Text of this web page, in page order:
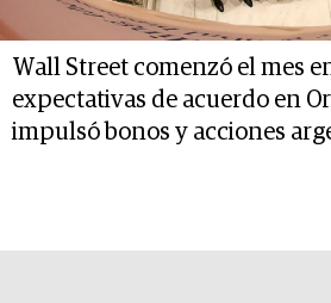
Wall Street comenzó el mes
expectativas de acuerdo en
impulsó bonos y acciones